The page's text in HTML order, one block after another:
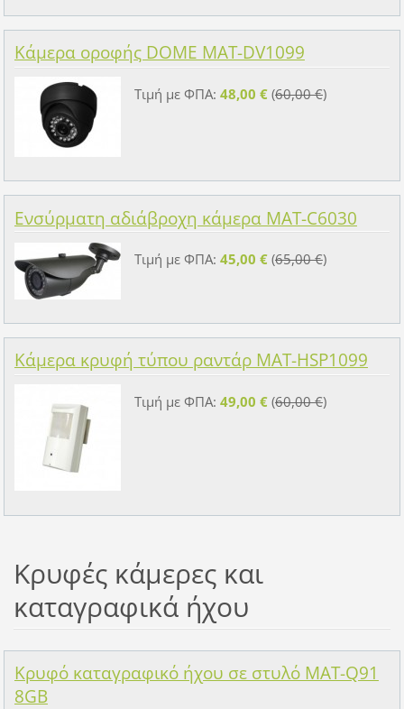
Κάμερα οροφής DOME MAT-DV1099
Τιμή με ΦΠΑ: 48,00 €(60,00 €)
Ενσύρματη αδιάβροχη κάμερα MAT-C6030
Τιμή με ΦΠΑ: 45,00 €(65,00 €)
Κάμερα κρυφή τύπου ραντάρ MAT-HSP1099
Τιμή με ΦΠΑ: 49,00 €(60,00 €)
Κρυφές κάμερες και
καταγραφικά ήχου
Κρυφό καταγραφικό ήχου σε στυλό MAT-Q91
8GB